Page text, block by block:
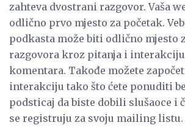
zahteva dvostrani razgovor. Vaša
odlično prvo mjesto za početak.
podkasta može biti odlično mjesto
razgovora kroz pitanja i
komentara. Takođe možete
interakciju tako što ćete ponuditi
podsticaj da biste dobili slušaoce i
se registruju za svoju mailing listu.